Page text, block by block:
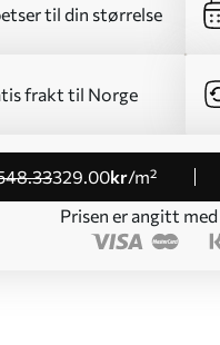
til din størrelse
frakt til Norge
.33329.00kr/m²
Prisen er angitt med